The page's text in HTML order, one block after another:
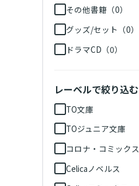
その他書籍（0）
グッズ/セット（0）
ドラマCD（0）
レーベルで絞り込む
TO文庫
TOジュニア文庫
コロナ・コミックス
Celicaノベルス